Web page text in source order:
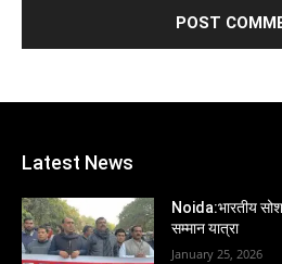
Latest News
Noida:भारतीय
सम्मान यात्रा
January 25, 2026